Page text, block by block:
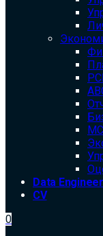
Data Engineer
CV
0